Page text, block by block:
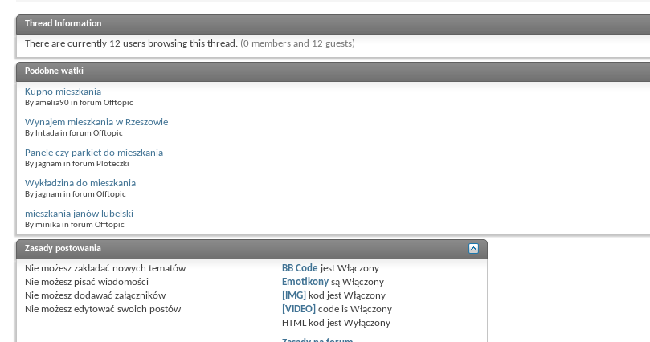
Thread Information
There are currently 12 users browsing this thread. (0 members and 12 guests)
Podobne wątki
Kupno mieszkania
By amelia90 in forum Offtopic
Wynajem mieszkania w Rzeszowie
By Intada in forum Offtopic
Panele czy parkiet do mieszkania
By jagnam in forum Ploteczki
Wykładzina do mieszkania
By jagnam in forum Offtopic
mieszkania janów lubelski
By minika in forum Offtopic
Zasady postowania
Nie możesz zakładać nowych tematów
Nie możesz pisać wiadomości
Nie możesz dodawać załączników
Nie możesz edytować swoich postów
BB Code jestWłączony
Emotikony sąWłączony
[IMG]
kod jestWłączony
[VIDEO] code isWłączony
HTML kod jestWyłączony